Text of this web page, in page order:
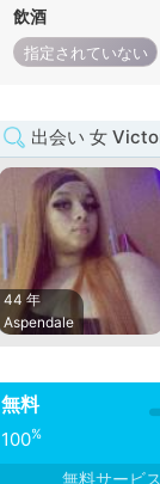
飲酒
指定されていない
出会い 女
44 年
Aspendale
無料
100%
無料サービス